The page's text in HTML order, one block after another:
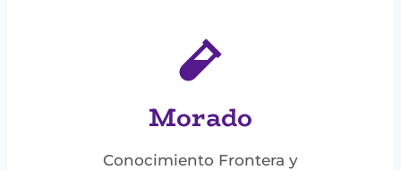
Morado
Conocimiento Frontera y